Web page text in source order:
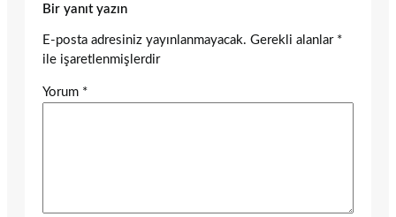
Bir yanıt yazın
E-posta adresiniz yayınlanmayacak. Gerekli alanlar *
ile işaretlenmişlerdir
Yorum *